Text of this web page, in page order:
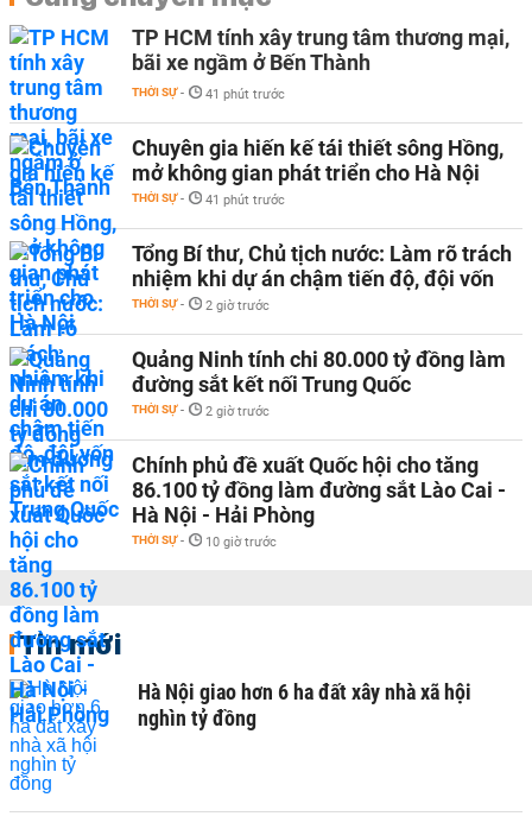
TP HCM tính xây trung tâm thương mại,
bãi xe ngầm ở Bến Thành
THỜI SỰ - 41 phút trước
Chuyên gia hiến kế tái thiết sông Hồng,
mở không gian phát triển cho Hà Nội
THỜI SỰ - 41 phút trước
Tổng Bí thư, Chủ tịch nước: Làm rõ trách
nhiệm khi dự án chậm tiến độ, đội vốn
THỜI SỰ - 2 giờ trước
Quảng Ninh tính chi 80.000 tỷ đồng làm
đường sắt kết nối Trung Quốc
THỜI SỰ - 2 giờ trước
Chính phủ đề xuất Quốc hội cho tăng
86.100 tỷ đồng làm đường sắt Lào Cai -
Hà Nội - Hải Phòng
THỜI SỰ - 10 giờ trước
Tin mới
Hà Nội giao hơn 6 ha đất xây nhà xã hội
nghìn tỷ đồng